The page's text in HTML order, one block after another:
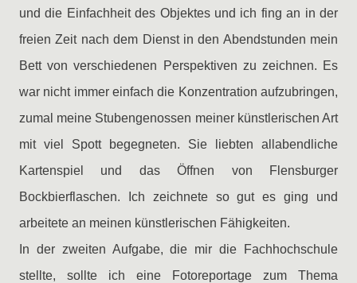
und die Einfachheit des Objektes und ich fing an in der
freien Zeit nach dem Dienst in den Abendstunden mein
Bett von verschiedenen Perspektiven zu zeichnen. Es
war nicht immer einfach die Konzentration aufzubringen,
zumal meine Stubengenossen meiner künstlerischen Art
mit viel Spott begegneten. Sie liebten allabendliche
Kartenspiel und das Öffnen von Flensburger
Bockbierflaschen. Ich zeichnete so gut es ging und
arbeitete an meinen künstlerischen Fähigkeiten.
In der zweiten Aufgabe, die mir die Fachhochschule
stellte, sollte ich eine Fotoreportage zum Thema